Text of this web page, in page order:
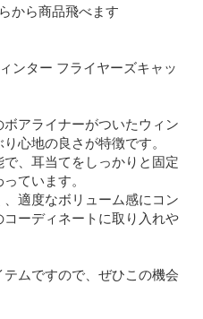
ンター フライヤーズキャッ
アライナーがついたウィン
心地の良さが特徴です。
、耳当てをしっかりと固定
ています。
適度なボリューム感にコン
ーディネートに取り入れや
ムですので、ぜひこの機会